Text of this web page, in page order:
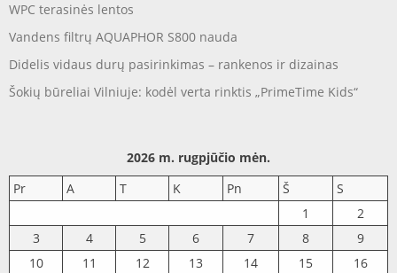
WPC terasinės lentos
Vandens filtrų AQUAPHOR S800 nauda
Didelis vidaus durų pasirinkimas – rankenos ir dizainas
Šokių būreliai Vilniuje: kodėl verta rinktis „PrimeTime Kids“
2026 m. rugpjūčio mėn.
Pr
A T K Pn Š
S
1
2
3
4 5 6 7 8
9
10
11 12 13 14 15
16